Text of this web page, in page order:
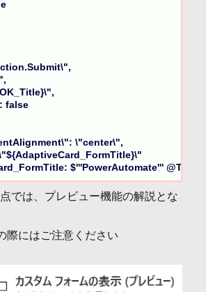
false
\"center\",
\"${AdaptiveCard_FormTitle}\"
$'''PowerAutomate'''
では、プレビュー機能の解説とな
際にはご注意ください